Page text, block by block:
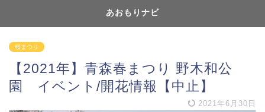
あおもりナビ
桜まつり
【2021年】青森春まつり 野木和公
園 イベント/開花情報【中止】
2021年6月30日